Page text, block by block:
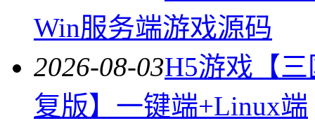
Win服务端游戏源码
2026-08-03H5游戏【
复版】一键端+Linux端